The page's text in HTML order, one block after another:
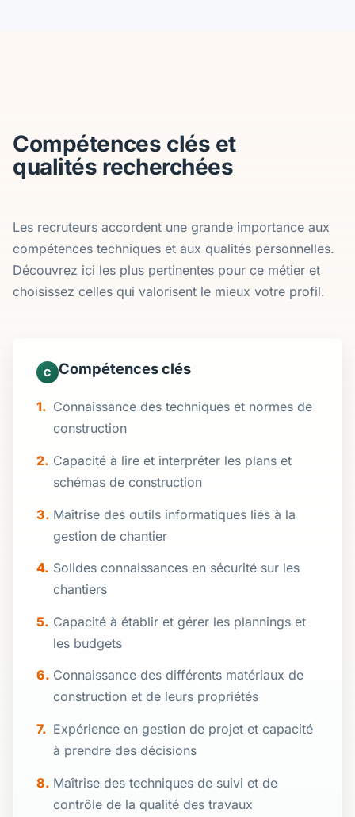
Compétences clés et
qualités recherchées
Les recruteurs accordent une grande importance aux
compétences techniques et aux qualités personnelles.
Découvrez ici les plus pertinentes pour ce métier et
choisissez celles qui valorisent le mieux votre profil.
C Compétences clés
Connaissance des techniques et normes de
construction
Capacité à lire et interpréter les plans et
schémas de construction
Maîtrise des outils informatiques liés à la
gestion de chantier
Solides connaissances en sécurité sur les
chantiers
Capacité à établir et gérer les plannings et
les budgets
Connaissance des différents matériaux de
construction et de leurs propriétés
Expérience en gestion de projet et capacité
à prendre des décisions
Maîtrise des techniques de suivi et de
contrôle de la qualité des travaux